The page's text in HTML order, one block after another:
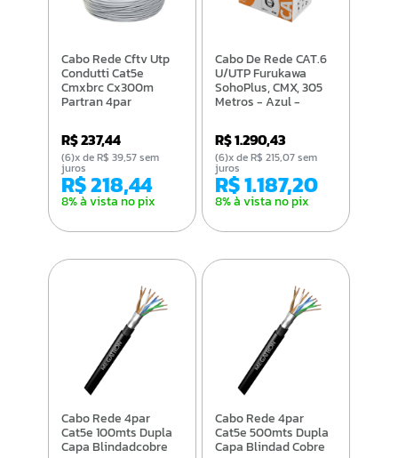
Cabo Rede Cftv Utp
Condutti Cat5e
Cmxbrc Cx300m
Partran 4par
R$ 237,44
R$ 218,44
8% à vista no pix
(6)x de R$ 39,57 sem
juros
Cabo De Rede CAT.6
U/UTP Furukawa
SohoPlus, CMX, 305
Metros - Azul -
R$ 1.290,43
R$ 1.187,20
8% à vista no pix
(6)x de R$ 215,07 sem
juros
Cabo Rede 4par
Cat5e 100mts Dupla
Capa Blindadcobre
Cabo Rede 4par
Cat5e 500mts Dupla
Capa Blindad Cobre